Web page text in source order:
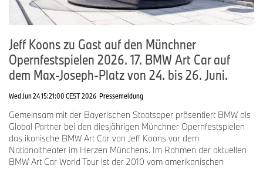
Jeff Koons zu Gast auf den Münchner
Opernfestspielen 2026. 17. BMW Art Car auf
dem Max-Joseph-Platz von 24. bis 26. Juni.
Wed Jun 24 15:21:00 CEST 2026 Pressemeldung
Gemeinsam mit der Bayerischen Staatsoper präsentiert BMW als
Global Partner bei den diesjährigen Münchner Opernfestspielen
das ikonische BMW Art Car von Jeff Koons vor dem
Nationaltheater im Herzen Münchens. Im Rahmen der aktuellen
BMW Art Car World Tour ist der 2010 vom amerikanischen